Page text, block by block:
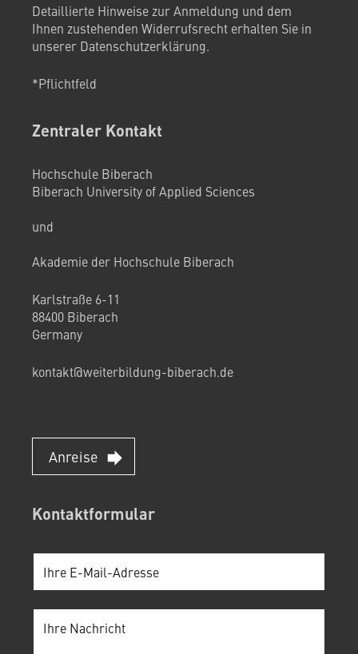
Detaillierte Hinweise zur Anmeldung und dem
Ihnen zustehenden Widerrufsrecht erhalten Sie in
unserer Datenschutzerklärung.
*Pflichtfeld
Zentraler Kontakt
Hochschule Biberach
Biberach University of Applied Sciences
und
Akademie der Hochschule Biberach
Karlstraße 6-11
88400 Biberach
Germany
kontakt@weiterbildung-biberach.de
Anreise
Kontaktformular